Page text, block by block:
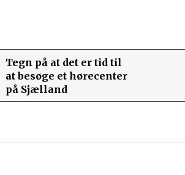
Tegn på at det er tid til
at besøge et hørecenter
på Sjælland